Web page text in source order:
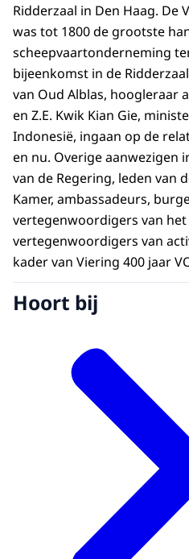
Ridderzaal in Den Haag. De
was tot 1800 de grootste
scheepvaartonderneming
bijeenkomst in de
van Oud Alblas, hoogleraar
en Z.E. Kwik Kian Gie,
Indonesië, ingaan op de
en nu. Overige aanwezigen
van de Regering, leden van
Kamer, ambassadeurs,
vertegenwoordigers van
vertegenwoordigers van
kader van Viering 400 jaar
Hoort bij